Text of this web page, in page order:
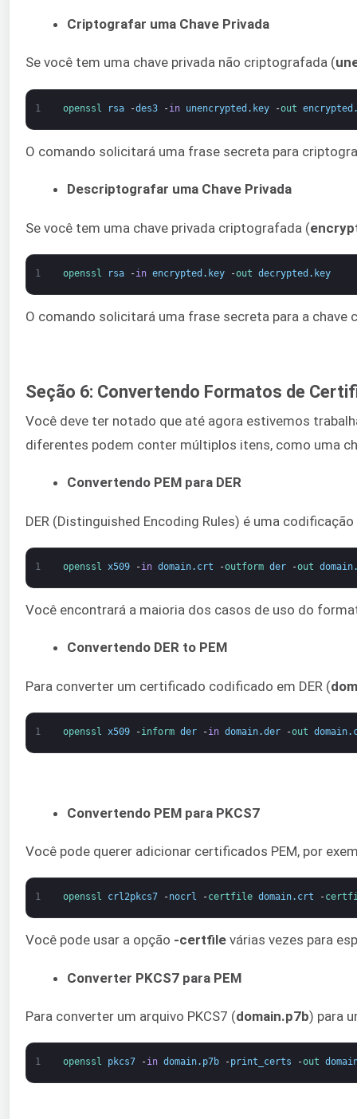
Criptografar uma Chave Privada
Se você tem uma chave privada não criptografada (
1 openssl rsa -des3 -in unencrypted . key -out encrypted
O comando solicitará uma frase secreta para
Descriptografar uma Chave Privada
Se você tem uma chave privada criptografada (
1 openssl rsa -in encrypted . key -out decrypted . key
O comando solicitará uma frase secreta para a
Seção 6: Convertendo Formatos de
Você deve ter notado que até agora estivemos
diferentes podem conter múltiplos itens, como uma
Convertendo PEM para DER
DER (Distinguished Encoding Rules) é uma
1 openssl x509 -in domain. crt -outform der -out domain
Você encontrará a maioria dos casos de uso do
Convertendo DER to PEM
Para converter um certificado codificado em DER (
1 openssl x509 -inform der -in domain.der -out domain.
Convertendo PEM para PKCS7
Você pode querer adicionar certificados PEM, por
1 openssl crl2pkcs7 -nocrl -certfile domain. crt -
Você pode usar a opção -certfile várias vezes para
Converter PKCS7 para PEM
Para converter um arquivo PKCS7 (domain.p7b) para
1 openssl pkcs7 -in domain. p7b -print_certs -out